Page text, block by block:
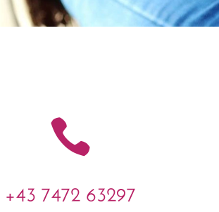

+43 7472 63297